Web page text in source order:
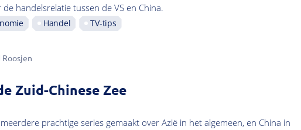
handelsrelatie tussen de VS en China.
Handel TV-tips
Zuid-Chinese Zee
prachtige series gemaakt over Azië in het algemeen, en China in